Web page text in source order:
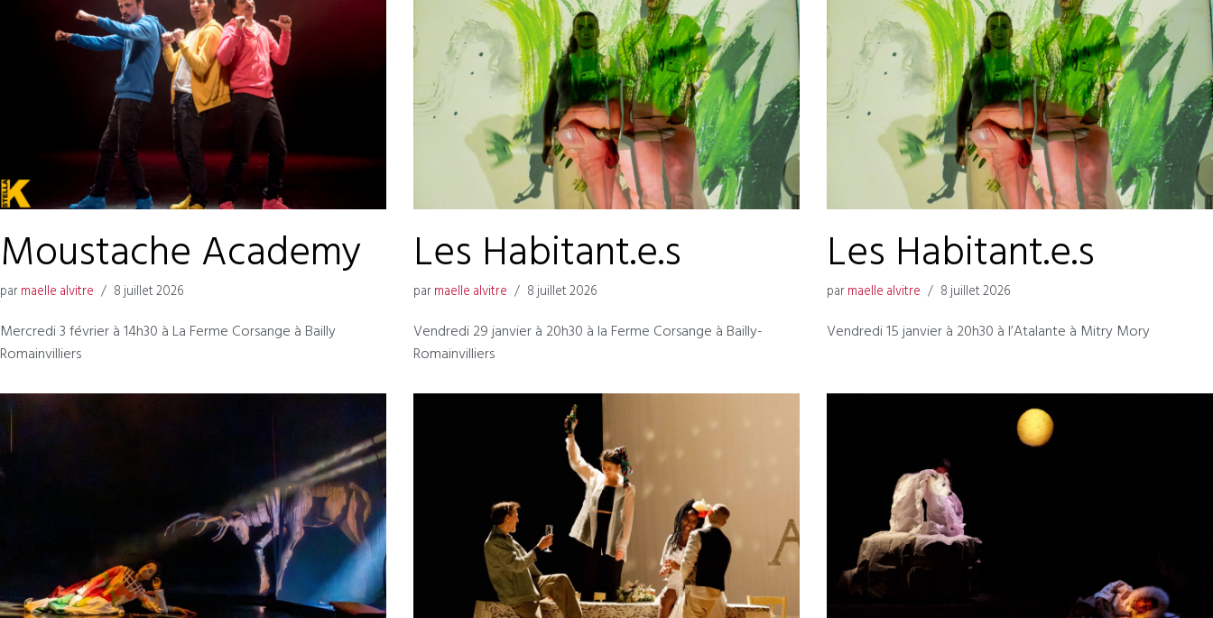
Moustache Academy
parmaelle alvitre 8 juillet 2026
Mercredi 3 février à 14h30 à La Ferme Corsange à Bailly
Romainvilliers
Les Habitant.e.s
parmaelle alvitre 8 juillet 2026
Vendredi 29 janvier à 20h30 à la Ferme Corsange à Bailly-
Romainvilliers
Les Habitant.e.s
parmaelle alvitre 8 juillet 2026
Vendredi 15 janvier à 20h30 à l’Atalante à Mitry Mory